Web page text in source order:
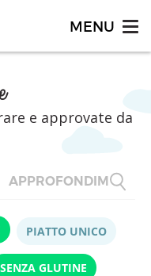
e approvate da
APPROFONDIMENTI
PIATTO UNICO
SENZA GLUTINE